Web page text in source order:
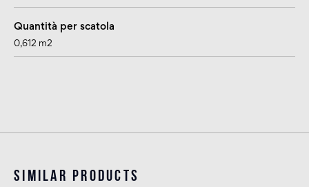
Quantità per scatola
0,612 m2
Similar products